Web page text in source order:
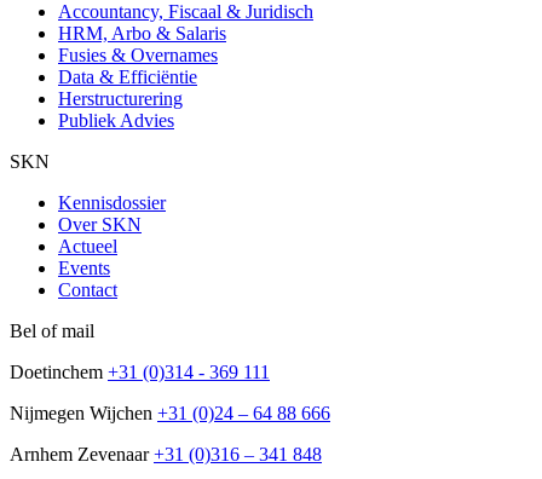
Accountancy, Fiscaal & Juridisch
HRM, Arbo & Salaris
Fusies & Overnames
Data & Efficiëntie
Herstructurering
Publiek Advies
SKN
Kennisdossier
Over SKN
Actueel
Events
Contact
Bel of mail
Doetinchem +31 (0)314 - 369 111
Nijmegen Wijchen +31 (0)24 – 64 88 666
Arnhem Zevenaar+31 (0)316 – 341 848